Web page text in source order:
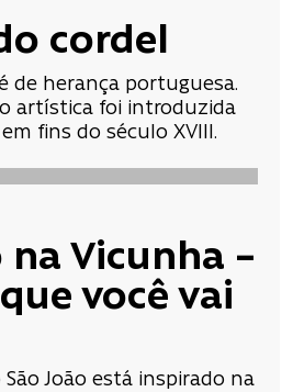
cordel
de herança portuguesa.
artística foi introduzida
fins do século XVIII.
na Vicunha –
você vai
João está inspirado na